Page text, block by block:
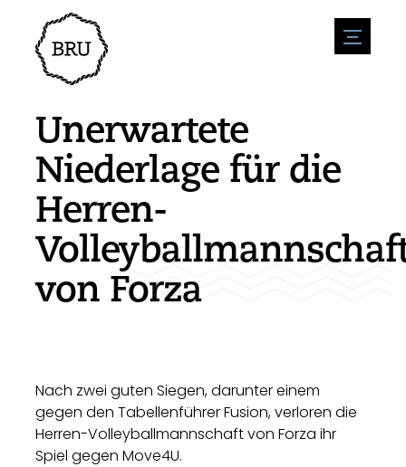
menu
Veranstaltungskalender
Veranstaltung anmelden
Übernachtung
Geschäfte
Natur & wasser
Sport
Sehenswürdigkeiten
Geschichte
Zugänglichkeit
Parken
Wohnumfeld
Um zu unternehmen
Stellenangebote
Stellenangebote veröffentlichen
Unternehmen
BIZ Bruinisse
Nachrichtenübersicht
Neuigkeiten einreichen
Unerwartete
Niederlage für die
Herren-
von Forza
Nach zwei guten Siegen, darunter einem
gegen den Tabellenführer Fusion, verloren die
Herren-Volleyballmannschaft von Forza ihr
Spiel gegen Move4U.